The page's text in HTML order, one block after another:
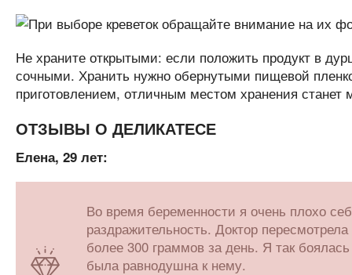
Не храните открытыми: если положить продукт в
сочными. Хранить нужно обернутыми пищевой
приготовлением, отличным местом хранения станет
ОТЗЫВЫ О ДЕЛИКАТЕСЕ
Елена, 29 лет:
Во время беременности я очень плохо
раздражительность. Доктор
более 300 граммов за день. Я так
была равнодушна к нему.